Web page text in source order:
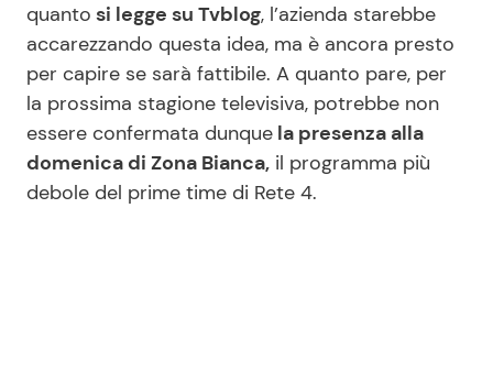
Contattaci
Pubblicità
Privacy Policy
quanto si legge su Tvblog, l’azienda starebbe
accarezzando questa idea, ma è ancora presto
per capire se sarà fattibile. A quanto pare, per
la prossima stagione televisiva, potrebbe non
essere confermata dunque la presenza alla
domenica di Zona Bianca, il programma più
debole del prime time di Rete 4.